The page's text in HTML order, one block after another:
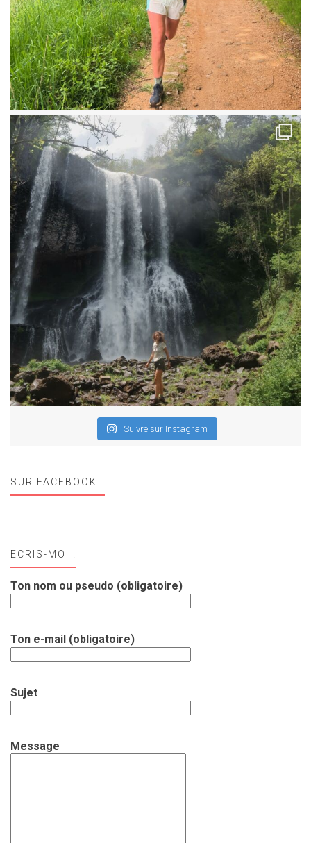
Suivre sur Instagram
SUR FACEBOOK…
ECRIS-MOI !
Ton nom ou pseudo (obligatoire)
Ton e-mail (obligatoire)
Sujet
Message